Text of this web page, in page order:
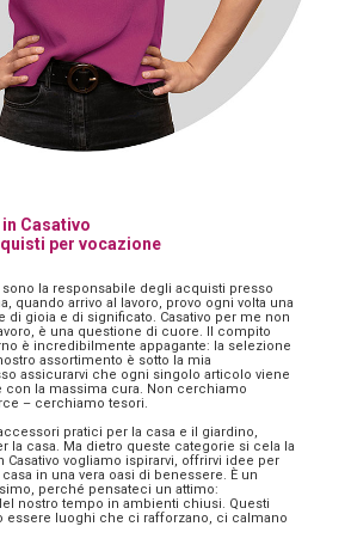
Casativo
per vocazione
sono la responsabile degli acquisti presso
quando arrivo al lavoro, provo ogni volta una
di gioia e di significato. Casativo per me non
è una questione di cuore. Il compito
è incredibilmente appagante: la selezione
assortimento è sotto la mia
assicurarvi che ogni singolo articolo viene
la massima cura. Non cerchiamo
– cerchiamo tesori.
pratici per la casa e il giardino,
la casa. Ma dietro queste categorie si cela la
Casativo vogliamo ispirarvi, offrirvi idee per
in una vera oasi di benessere. È un
perché pensateci un attimo:
nostro tempo in ambienti chiusi. Questi
essere luoghi che ci rafforzano, ci calmano